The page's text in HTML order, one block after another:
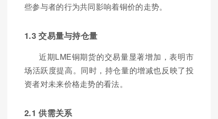
些参与者的行为共同影响着铜价的走势。
1.3 交易量与持仓量
近期LME铜期货的交易量显著增加，表明市
场活跃度提高。同时，持仓量的增减也反映了投
资者对未来价格走势的看法。
2.1 供需关系